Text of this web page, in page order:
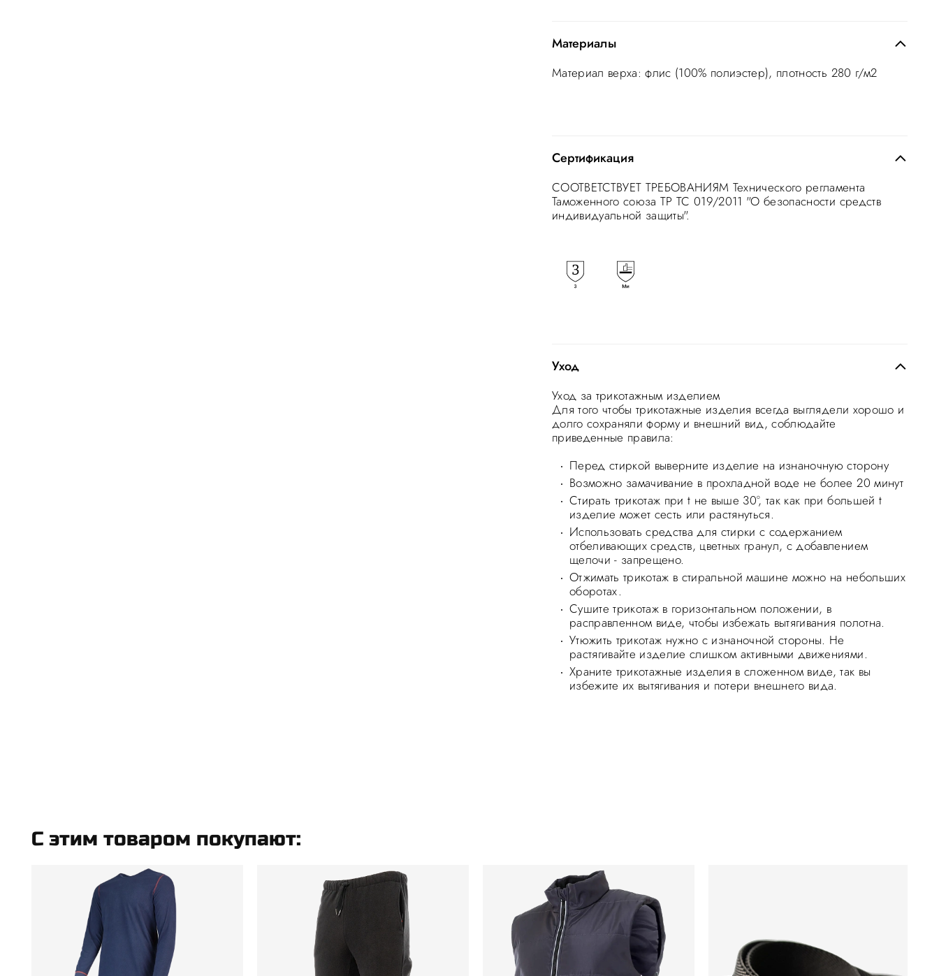
Материалы
Материал верха: флис (100% полиэстер), плотность 280 г/м2
Сертификация
СООТВЕТСТВУЕТ ТРЕБОВАНИЯМ Технического регламента
Таможенного союза ТР ТС 019/2011 "О безопасности средств
индивидуальной защиты".
Уход
Уход за трикотажным изделием
Для того чтобы трикотажные изделия всегда выглядели хорошо и
долго сохраняли форму и внешний вид, соблюдайте
приведенные правила:
Перед стиркой выверните изделие на изнаночную сторону
Возможно замачивание в прохладной воде не более 20 минут
Стирать трикотаж при t не выше 30°, так как при большей t
изделие может сесть или растянуться.
Использовать средства для стирки с содержанием
отбеливающих средств, цветных гранул, с добавлением
щелочи - запрещено.
Отжимать трикотаж в стиральной машине можно на небольших
оборотах.
Сушите трикотаж в горизонтальном положении, в
расправленном виде, чтобы избежать вытягивания полотна.
Утюжить трикотаж нужно с изнаночной стороны. Не
растягивайте изделие слишком активными движениями.
Храните трикотажные изделия в сложенном виде, так вы
избежите их вытягивания и потери внешнего вида.
C этим товаром покупают: